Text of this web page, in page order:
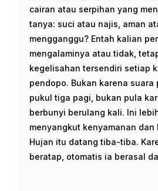
cairan atau serpihan yang
tanya: suci atau najis, aman
mengganggu? Entah kalian
mengalaminya atau tidak,
kegelisahan tersendiri setiap
pendopo. Bukan karena suara
pukul tiga pagi, bukan pula
berbunyi berulang kali. Ini
menyangkut kenyamanan dan
Hujan itu datang tiba-tiba.
beratap, otomatis ia berasal